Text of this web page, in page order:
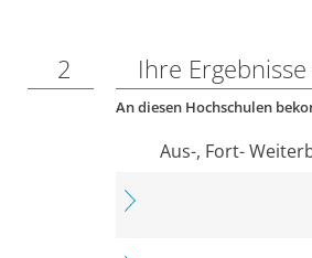
2 Ihre Ergebnisse
An diesen Hochschulen
Aus-, Fort-